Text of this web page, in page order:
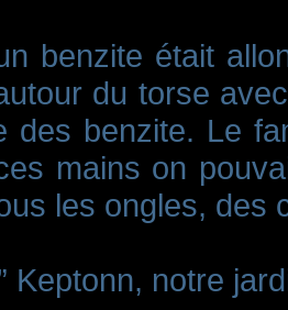
benzite était
du torse
des benzite. Le
mains on
les ongles, des
Keptonn, notre